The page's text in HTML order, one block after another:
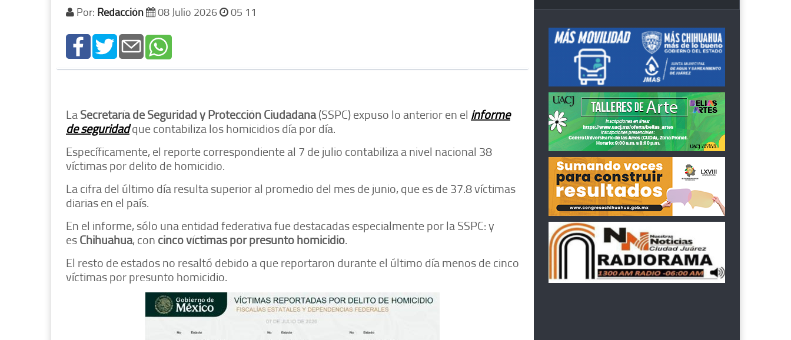
Por: Redacción 08 Julio 2026 05 11
LaSecretaría de Seguridad y Protección Ciudadana(SSPC) expuso lo anterior en el informe
de seguridadque contabiliza los homicidios día por día.
Específicamente, el reporte correspondiente al 7 de julio contabiliza a nivel nacional 38
víctimas por delito de homicidio.
La cifra del último día resulta superior al promedio del mes de junio, que es de 37.8 víctimas
diarias en el país.
En el informe, sólo una entidad federativa fue destacadas especialmente por la SSPC: y
esChihuahua, con cinco víctimas por presunto homicidio.
El resto de estados no resaltó debido a que reportaron durante el último día menos de cinco
víctimas por presunto homicidio.